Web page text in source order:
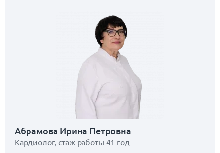
Абрамова Ирина Петровна
Кардиолог, стаж работы 41 год